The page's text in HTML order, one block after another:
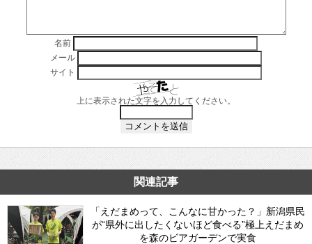
名前
メール
サイト
上に表示された文字を入力してください。
関連記事
「えだまめって、こんなに甘かった？」新潟県民
が“県外に出したくないほど食べる”極上えだまめ
を森のビアガーデンで実食